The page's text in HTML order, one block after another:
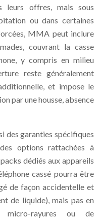
leurs offres, mais sous
ou dans certaines
MMA peut inclure
couvrant la casse
y compris en milieu
reste généralement
et impose le
par une housse, absence
des garanties spécifiques
options rattachées à
dédiés aux appareils
cassé pourra être
de façon accidentelle et
de liquide), mais pas en
micro-rayures ou de